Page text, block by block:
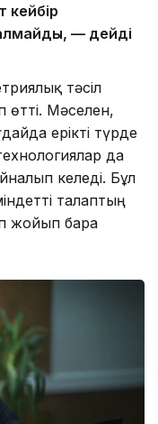
кейбір
алмайды, — дейді
тәсіл
өтті. Мәселен,
ерікті түрде
да
келеді. Бұл
талаптың
жойып бара